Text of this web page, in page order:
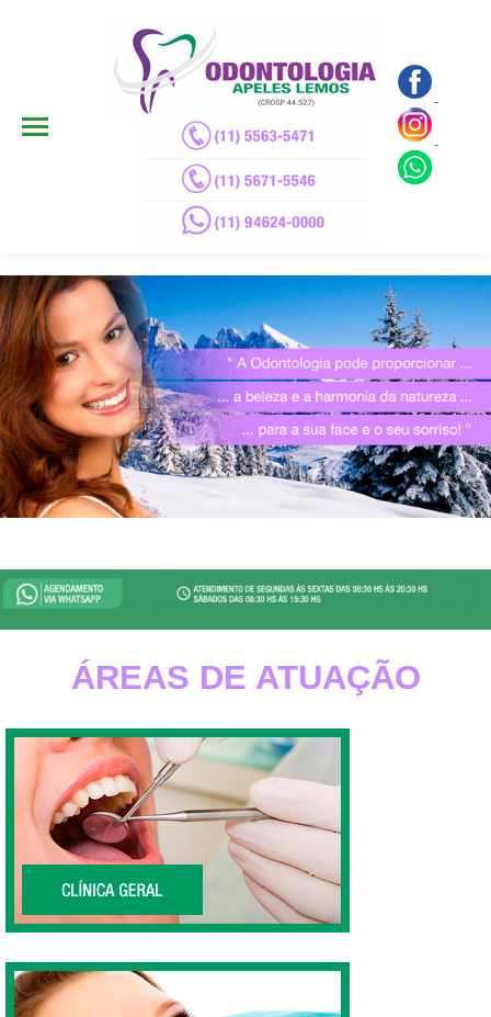
Whats App: 9 4624-0000.
ÁREAS DE ATUAÇÃO